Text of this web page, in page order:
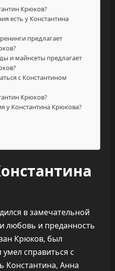
Крюков?
есть у Константина
предлагает
и майнсеты предлагает
с Константином
Крюков?
у Константина Крюкова?
в замечательной
любовь и преданность
Крюков, был
справиться с
Анна